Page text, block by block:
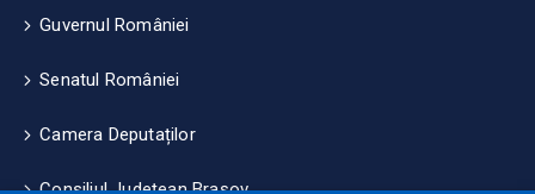
Guvernul României
Senatul României
Camera Deputaților
Consiliul Județean Brașov